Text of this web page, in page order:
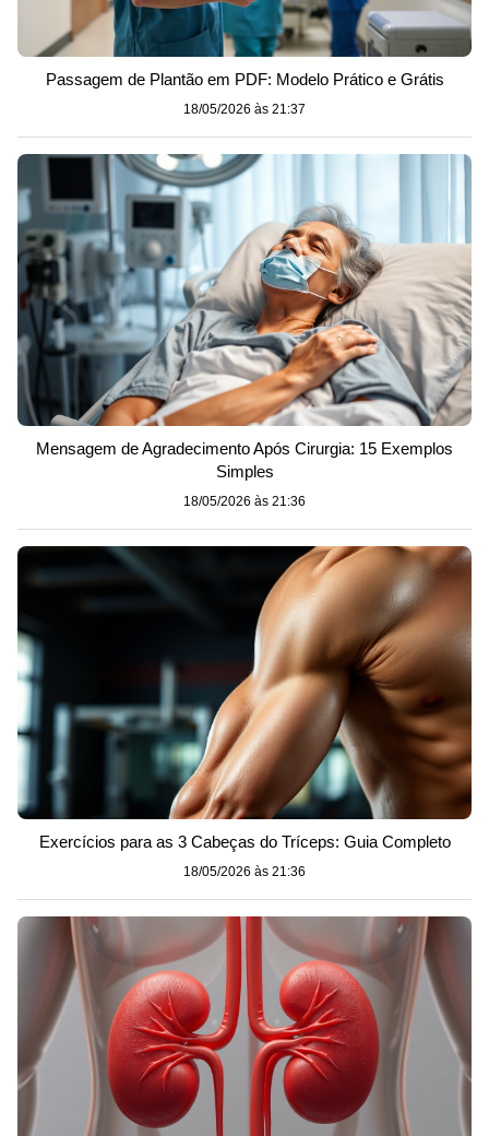
Passagem de Plantão em PDF: Modelo Prático e Grátis
18/05/2026 às 21:37
Mensagem de Agradecimento Após Cirurgia: 15 Exemplos
Simples
18/05/2026 às 21:36
Exercícios para as 3 Cabeças do Tríceps: Guia Completo
18/05/2026 às 21:36